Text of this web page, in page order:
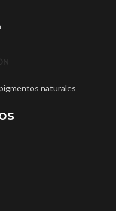
naturales